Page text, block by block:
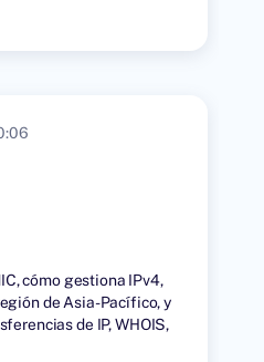
cómo gestiona IPv4,
de Asia-Pacífico, y
de IP, WHOIS,